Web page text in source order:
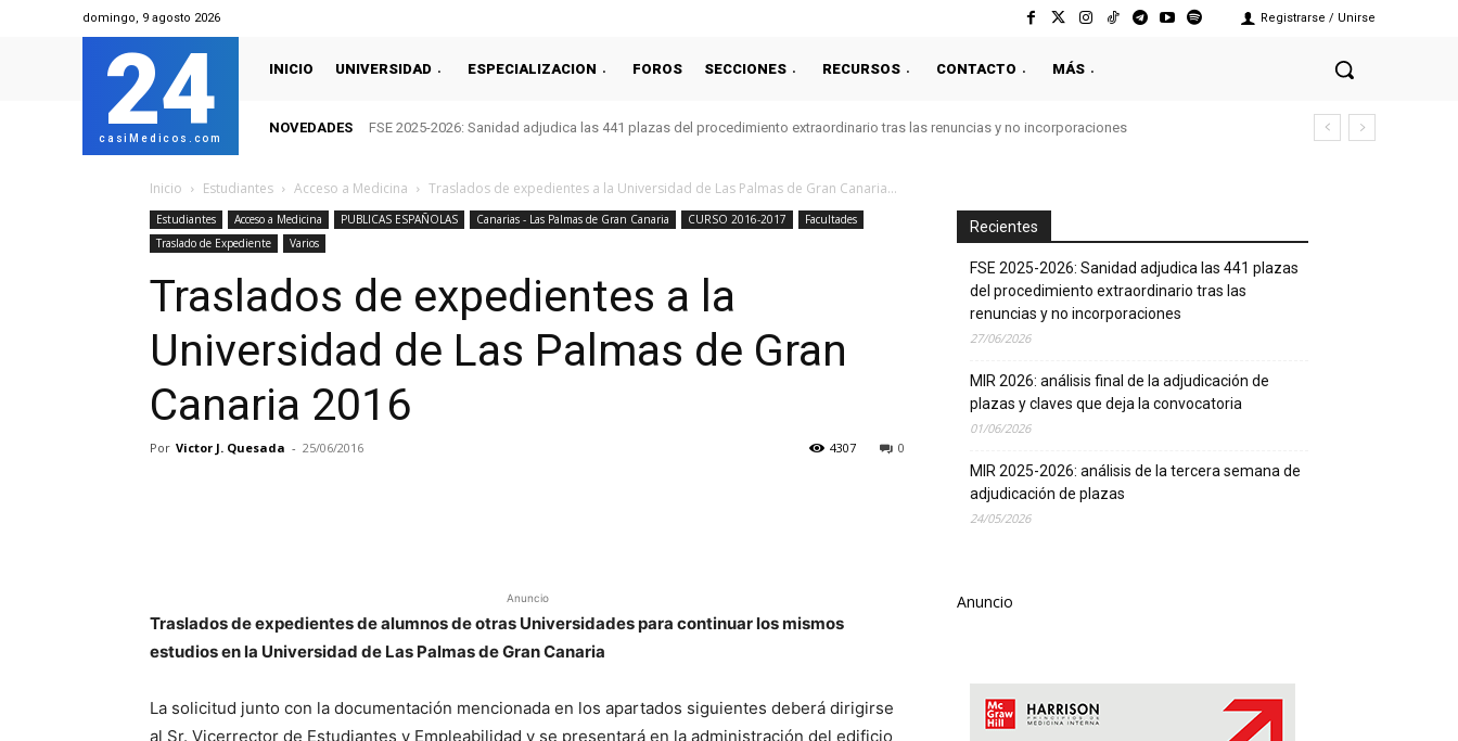
domingo, 9 agosto 2026 Registrarse / Unirse
24
casiMedicos.com
INICIO UNIVERSIDAD ESPECIALIZACION FOROS SECCIONES RECURSOS CONTACTO MÁS
NOVEDADES FSE 2025-2026: Sanidad adjudica las 441 plazas del procedimiento extraordinario tras las renuncias y no incorporaciones
Inicio Estudiantes Acceso a Medicina Traslados de expedientes a la Universidad de Las Palmas de Gran Canaria...
Estudiantes Acceso a Medicina PUBLICAS ESPAÑOLAS Canarias - Las Palmas de Gran Canaria CURSO 2016-2017
Facultades
Traslado de Expediente
Varios
Traslados de expedientes a la
Universidad de Las Palmas de Gran
Canaria 2016
Por Victor J. Quesada - 25/06/2016 0
4307
Anuncio
Traslados de expedientes de alumnos de otras Universidades para continuar los mismos
estudios en la Universidad de Las Palmas de Gran Canaria
La solicitud junto con la documentación mencionada en los apartados siguientes deberá dirigirse
al Sr. Vicerrector de Estudiantes y Empleabilidad y se presentará en la administración del edificio
Recientes
FSE 2025-2026: Sanidad adjudica las 441 plazas
del procedimiento extraordinario tras las
renuncias y no incorporaciones
27/06/2026
MIR 2026: análisis final de la adjudicación de
plazas y claves que deja la convocatoria
01/06/2026
MIR 2025-2026: análisis de la tercera semana de
adjudicación de plazas
24/05/2026
Anuncio